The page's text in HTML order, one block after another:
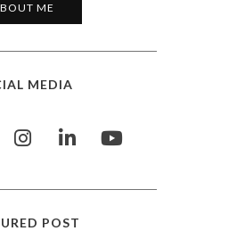
ME
MEDIA
POST